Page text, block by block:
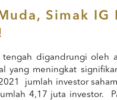
Simak IG
digandrungi oleh
meningkat
jumlah investor
4,17 juta investor.